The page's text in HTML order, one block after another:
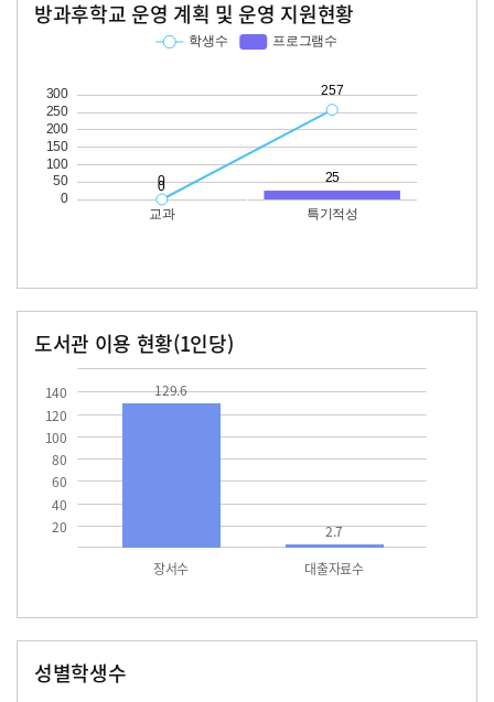
방과후학교 운영 계획 및 운영 지원현황
도서관 이용 현황(1인당)
20
40
60
80
100
120
140
장서수 대출자료수
129.6
2.7
성별학생수